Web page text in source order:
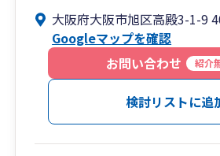
2．20代税理士が直接サポートを
担当者には、業界歴30年以上の
すので、手厚いサポートを提供
大阪府大阪市旭区高殿3-1-9
Googleマップを確認
お問い合わせ
紹介
検討リストに追